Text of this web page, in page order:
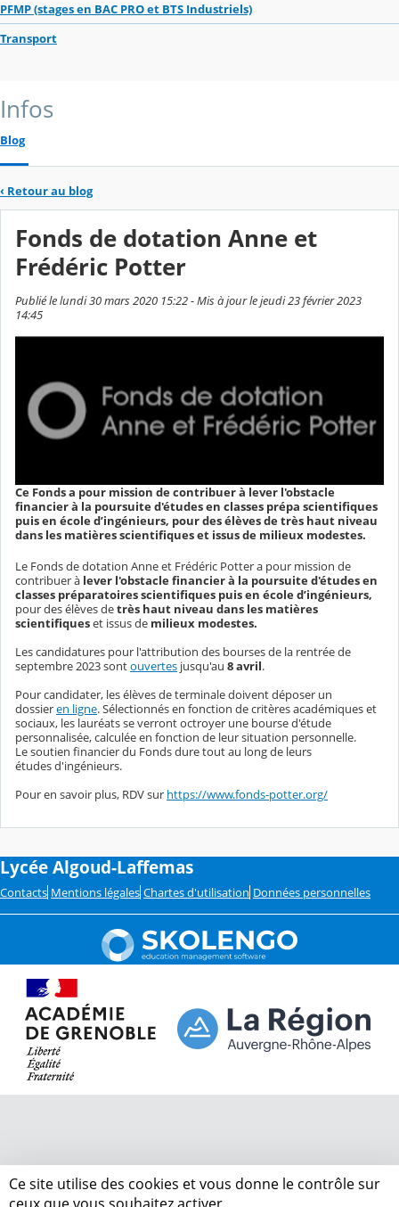
PFMP (stages en BAC PRO et BTS Industriels)
Transport
Infos
Blog
‹ Retour au blog
Fonds de dotation Anne et
Frédéric Potter
Publié le lundi 30 mars 2020 15:22 - Mis à jour le jeudi 23 février 2023
14:45
Ce Fonds a pour mission de contribuer à lever l'obstacle
financier à la poursuite d'études en classes prépa scientifiques
puis en école d’ingénieurs, pour des élèves de très haut niveau
dans les matières scientifiques et issus de milieux modestes.
Le Fonds de dotation Anne et Frédéric Potter a pour mission de
contribuer à lever l'obstacle financier à la poursuite d'études en
classes préparatoires scientifiques puis en école d’ingénieurs,
pour des élèves detrès haut niveau dans les matières
scientifiqueset issus de milieux modestes.
Les candidatures pour l'attribution des bourses de la rentrée de
septembre 2023 sontouvertes jusqu'au 8 avril.
Pour candidater, les élèves de terminale doivent déposer un
dossieren ligne. Sélectionnés en fonction de critères académiques et
sociaux, les lauréats se verront octroyer une bourse d'étude
personnalisée, calculée en fonction de leur situation personnelle.
Le soutien financier du Fonds dure tout au long de leurs
études d'ingénieurs.
Pour en savoir plus, RDV sur https://www.fonds-potter.org/
Lycée Algoud-Laffemas
Contacts Mentions légales Chartes d'utilisation Données personnelles
Ce site utilise des cookies et vous donne le contrôle sur